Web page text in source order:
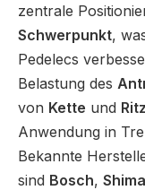
zentrale
Schwerpunkt,
Pedelecs
Belastung des
von Kette und
Anwendung in
Bekannte
sind Bosch,